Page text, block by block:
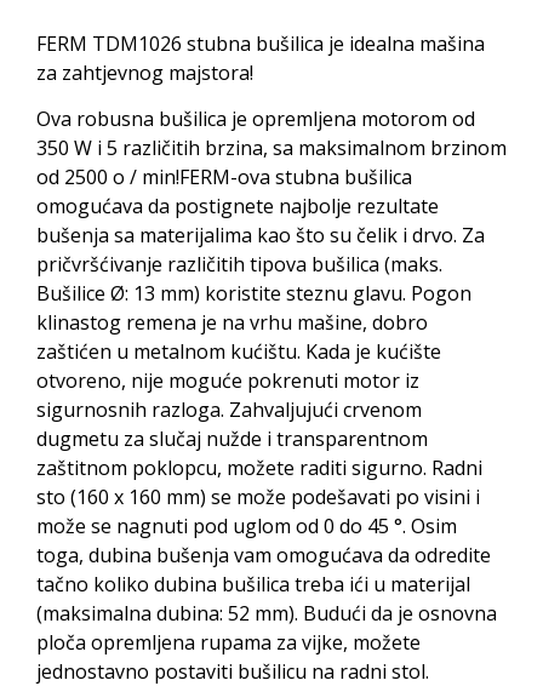
FERM TDM1026 stubna bušilica je idealna mašina
za zahtjevnog majstora!
Ova robusna bušilica je opremljena motorom od
350 W i 5 različitih brzina, sa maksimalnom brzinom
od 2500 o / min!FERM-ova stubna bušilica
omogućava da postignete najbolje rezultate
bušenja sa materijalima kao što su čelik i drvo. Za
pričvršćivanje različitih tipova bušilica (maks.
Bušilice Ø: 13 mm) koristite steznu glavu. Pogon
klinastog remena je na vrhu mašine, dobro
zaštićen u metalnom kućištu. Kada je kućište
otvoreno, nije moguće pokrenuti motor iz
sigurnosnih razloga. Zahvaljujući crvenom
dugmetu za slučaj nužde i transparentnom
zaštitnom poklopcu, možete raditi sigurno. Radni
sto (160 x 160 mm) se može podešavati po visini i
može se nagnuti pod uglom od 0 do 45 °. Osim
toga, dubina bušenja vam omogućava da odredite
tačno koliko dubina bušilica treba ići u materijal
(maksimalna dubina: 52 mm). Budući da je osnovna
ploča opremljena rupama za vijke, možete
jednostavno postaviti bušilicu na radni stol.